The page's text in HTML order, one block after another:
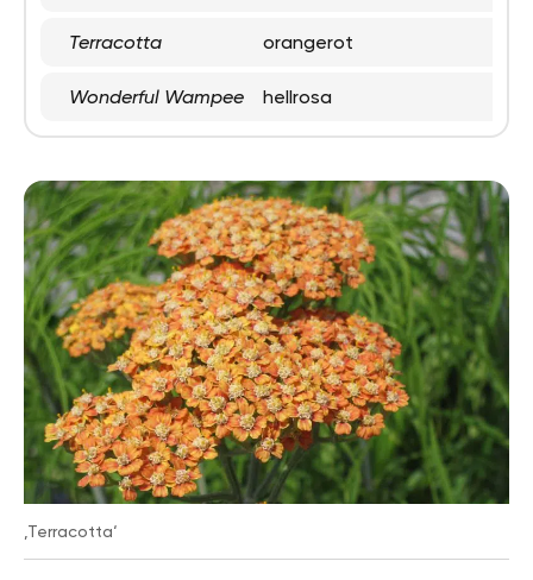
Terracotta orangerot
Wonderful Wampee hellrosa
‚Terracotta‘